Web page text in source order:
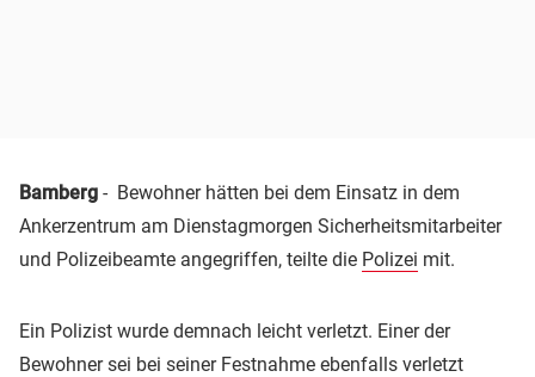
Bamberg - Bewohner hätten bei dem Einsatz in dem
Ankerzentrum am Dienstagmorgen Sicherheitsmitarbeiter
und Polizeibeamte angegriffen, teilte die Polizei mit.
Ein Polizist wurde demnach leicht verletzt. Einer der
Bewohner sei bei seiner Festnahme ebenfalls verletzt